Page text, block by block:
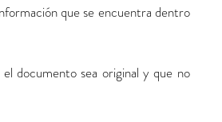
que se encuentra dentro
documento sea original y que no